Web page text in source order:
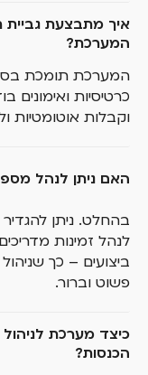
איך מתבצעת גביית
המערכת?
המערכת תומכת
כרטיסיות ואימונים
וקבלות
האם ניתן לנהל
בהחלט. ניתן
לנהל זמינות
ביצועים – כך
פשוט וברור.
כיצד מערכת
הכנסות?